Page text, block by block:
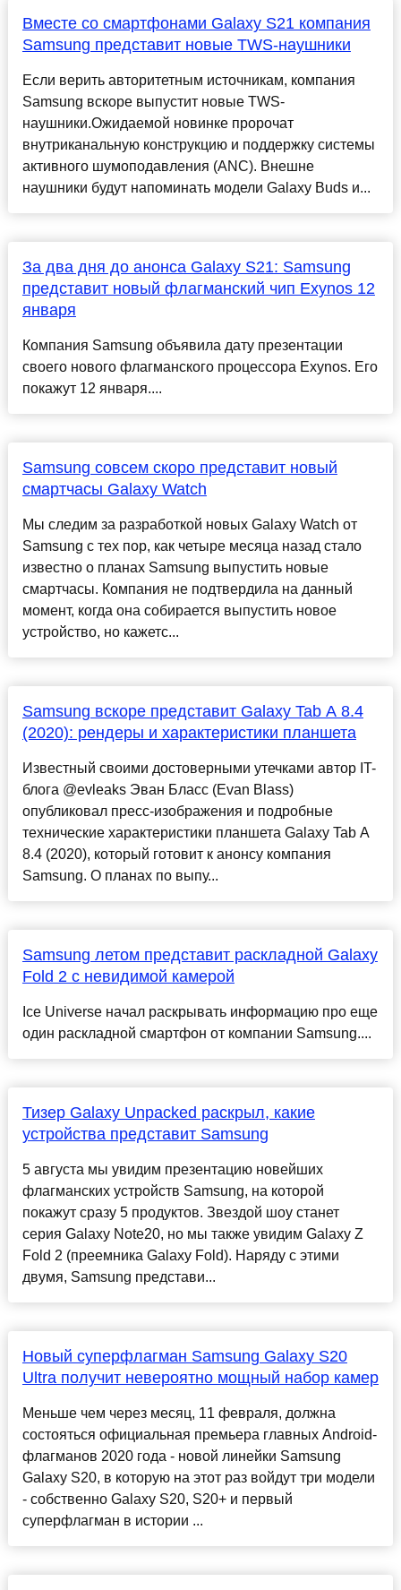
Вместе со смартфонами Galaxy S21 компания
Samsung представит новые TWS-наушники
Если верить авторитетным источникам, компания
Samsung вскоре выпустит новые TWS-
наушники.Ожидаемой новинке пророчат
внутриканальную конструкцию и поддержку системы
активного шумоподавления (ANC). Внешне
наушники будут напоминать модели Galaxy Buds и...
За два дня до анонса Galaxy S21: Samsung
представит новый флагманский чип Exynos 12
января
Компания Samsung объявила дату презентации
своего нового флагманского процессора Exynos. Его
покажут 12 января....
Samsung совсем скоро представит новый
смартчасы Galaxy Watch
Мы следим за разработкой новых Galaxy Watch от
Samsung с тех пор, как четыре месяца назад стало
известно о планах Samsung выпустить новые
смартчасы. Компания не подтвердила на данный
момент, когда она собирается выпустить новое
устройство, но кажетс...
Samsung вскоре представит Galaxy Tab A 8.4
(2020): рендеры и характеристики планшета
Известный своими достоверными утечками автор IT-
блога @evleaks Эван Бласс (Evan Blass)
опубликовал пресс-изображения и подробные
технические характеристики планшета Galaxy Tab A
8.4 (2020), который готовит к анонсу компания
Samsung. О планах по выпу...
Samsung летом представит раскладной Galaxy
Fold 2 с невидимой камерой
Ice Universe начал раскрывать информацию про еще
один раскладной смартфон от компании Samsung....
Тизер Galaxy Unpacked раскрыл, какие
устройства представит Samsung
5 августа мы увидим презентацию новейших
флагманских устройств Samsung, на которой
покажут сразу 5 продуктов. Звездой шоу станет
серия Galaxy Note20, но мы также увидим Galaxy Z
Fold 2 (преемника Galaxy Fold). Наряду с этими
двумя, Samsung представи...
Новый суперфлагман Samsung Galaxy S20
Ultra получит невероятно мощный набор камер
Меньше чем через месяц, 11 февраля, должна
состояться официальная премьера главных Android-
флагманов 2020 года - новой линейки Samsung
Galaxy S20, в которую на этот раз войдут три модели
- собственно Galaxy S20, S20+ и первый
суперфлагман в истории ...